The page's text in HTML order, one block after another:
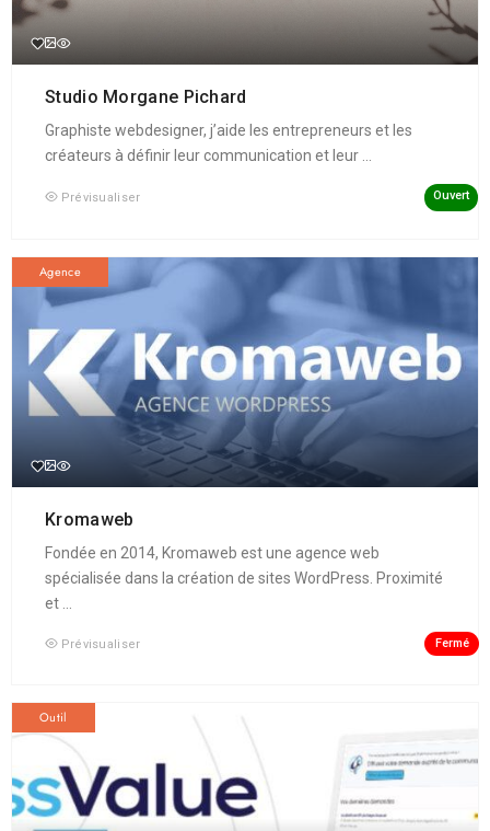
Studio Morgane Pichard
Graphiste webdesigner, j’aide les entrepreneurs et les
créateurs à définir leur communication et leur ...
Prévisualiser Ouvert
Agence
Kromaweb
Fondée en 2014, Kromaweb est une agence web
spécialisée dans la création de sites WordPress. Proximité
et ...
Prévisualiser Fermé
Outil